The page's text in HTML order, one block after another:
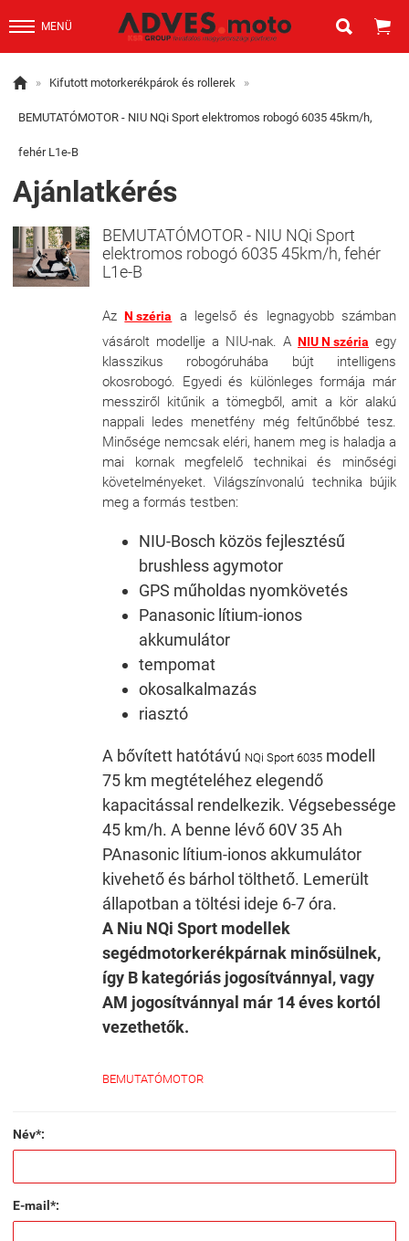
MENÜ  
 » Kifutott motorkerékpárok és rollerek »
BEMUTATÓMOTOR - NIU NQi Sport elektromos robogó 6035 45km/h,
fehér L1e-B
Ajánlatkérés
BEMUTATÓMOTOR - NIU NQi Sport
elektromos robogó 6035 45km/h, fehér
L1e-B
AzN széria
a legelső és legnagyobb számban
vásárolt modellje a NIU-nak. A NIU N széria egy
klasszikus robogóruhába bújt intelligens
okosrobogó. Egyedi és különleges formája már
messziről kitűnik a tömegből, amit a kör alakú
nappali ledes menetfény még feltűnőbbé tesz.
Minősége nemcsak eléri, hanem meg is haladja a
mai kornak megfelelő technikai és minőségi
követelményeket. Világszínvonalú technika bújik
meg a formás testben:
NIU-Bosch közös fejlesztésű
brushless agymotor
GPS műholdas nyomkövetés
Panasonic lítium-ionos
akkumulátor
tempomat
okosalkalmazás
riasztó
A bővített hatótávú NQi Sport 6035 modell
75 km megtételéhez elegendő
kapacitással rendelkezik. Végsebessége
45 km/h. A benne lévő 60V 35 Ah
PAnasonic lítium-ionos akkumulátor
kivehető és bárhol tölthető. Lemerült
állapotban a töltési ideje 6-7 óra.
A Niu NQi Sport modellek
segédmotorkerékpárnak minősülnek,
így B kategóriás jogosítvánnyal, vagy
AM jogosítvánnyal már 14 éves kortól
vezethetők.
BEMUTATÓMOTOR
Név*:
E-mail*: